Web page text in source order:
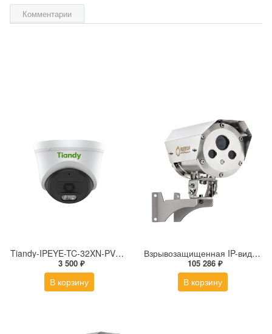
Комментарии
Tiandy-IPEYE-TC-32XN-PVZ 2Мп купольная «турель» IP камера с фиксированным объективом, серия SPARK со встроенным агентом IPEYE для ПВЗ
3 500 ₽
В корзину
Взрывозащищенная IP-видеокамера Релион Релион-Exd-Н-100-ИК-IP5Мп2.7-13.5Z-PoE-SD-МК-TR
105 286 ₽
В корзину